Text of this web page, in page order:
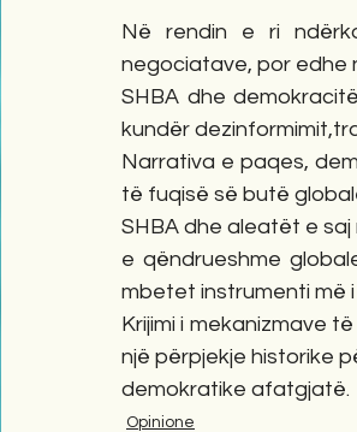
Në rendin e ri
negociatave, por edhe
SHBA dhe
kundër
Narrativa e paqes,
të fuqisë së butë
SHBA dhe aleatët e
e qëndrueshme
mbetet instrumenti më
Krijimi i mekanizmave
një përpjekje historike
demokratike afatgjatë.
Opinione